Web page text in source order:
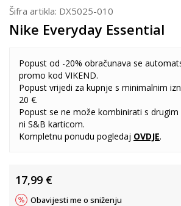
Šifra artikla: DX5025-010
Nike Everyday Essential
Popust od -20% obračunava se
promo kod VIKEND.
Popust vrijedi za kupnje s minimalnim
20 €.
Popust se ne može kombinirati s
ni S&B karticom.
Kompletnu ponudu pogledaj OVDJE.
17,99 €
Obavijesti me o sniženju